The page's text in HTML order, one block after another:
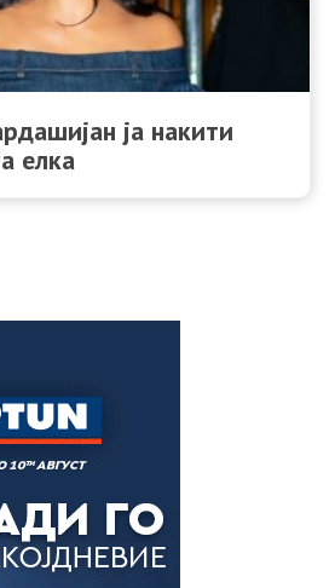
ја накити
елка